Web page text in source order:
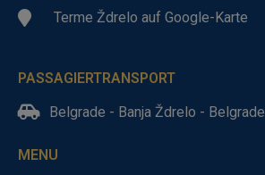
MENU
Terme Ždrelo auf Google-Karte
PASSAGIERTRANSPORT
Belgrade - Banja Ždrelo - Belgrade